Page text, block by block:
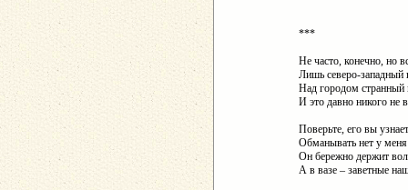
***
Не часто, конечно, но
Лишь северо-западный
Над городом странный
И это давно никого не
Поверьте, его вы
Обманывать нет у меня
Он бережно держит
А в вазе – заветные